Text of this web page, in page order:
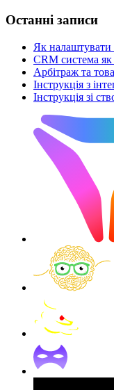
Останні записи
Як налаштувати
CRM система як
Арбітраж та
Інструкція з
Інструкція зі